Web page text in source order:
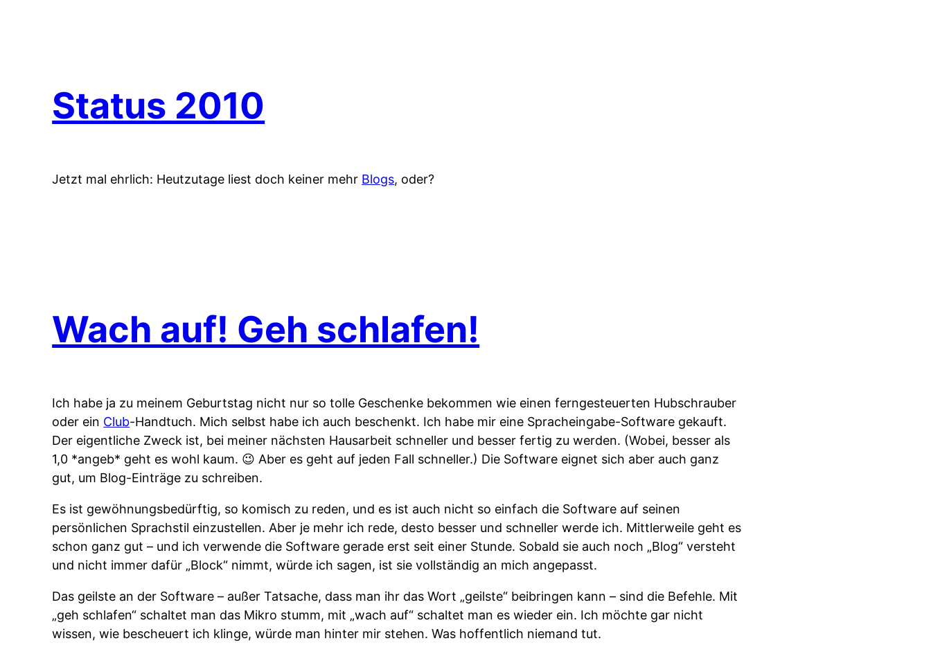
Status 2010
Jetzt mal ehrlich: Heutzutage liest doch keiner mehr Blogs, oder?
Wach auf! Geh schlafen!
Ich habe ja zu meinem Geburtstag nicht nur so tolle Geschenke bekommen wie einen ferngesteuerten Hubschrauber
oder ein Club-Handtuch. Mich selbst habe ich auch beschenkt. Ich habe mir eine Spracheingabe-Software gekauft.
Der eigentliche Zweck ist, bei meiner nächsten Hausarbeit schneller und besser fertig zu werden. (Wobei, besser als
1,0 *angeb* geht es wohl kaum. 😉 Aber es geht auf jeden Fall schneller.) Die Software eignet sich aber auch ganz
gut, um Blog-Einträge zu schreiben.
Es ist gewöhnungsbedürftig, so komisch zu reden, und es ist auch nicht so einfach die Software auf seinen
persönlichen Sprachstil einzustellen. Aber je mehr ich rede, desto besser und schneller werde ich. Mittlerweile geht es
schon ganz gut – und ich verwende die Software gerade erst seit einer Stunde. Sobald sie auch noch „Blog“ versteht
und nicht immer dafür „Block“ nimmt, würde ich sagen, ist sie vollständig an mich angepasst.
Das geilste an der Software – außer Tatsache, dass man ihr das Wort „geilste“ beibringen kann – sind die Befehle. Mit
„geh schlafen“ schaltet man das Mikro stumm, mit „wach auf“ schaltet man es wieder ein. Ich möchte gar nicht
wissen, wie bescheuert ich klinge, würde man hinter mir stehen. Was hoffentlich niemand tut.